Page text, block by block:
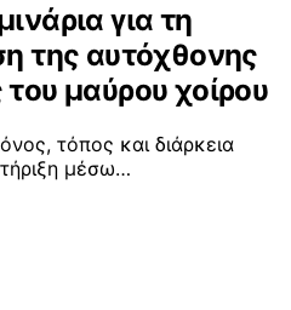
για τη
της αυτόχθονης
μαύρου χοίρου
τόπος και διάρκεια
μέσω…